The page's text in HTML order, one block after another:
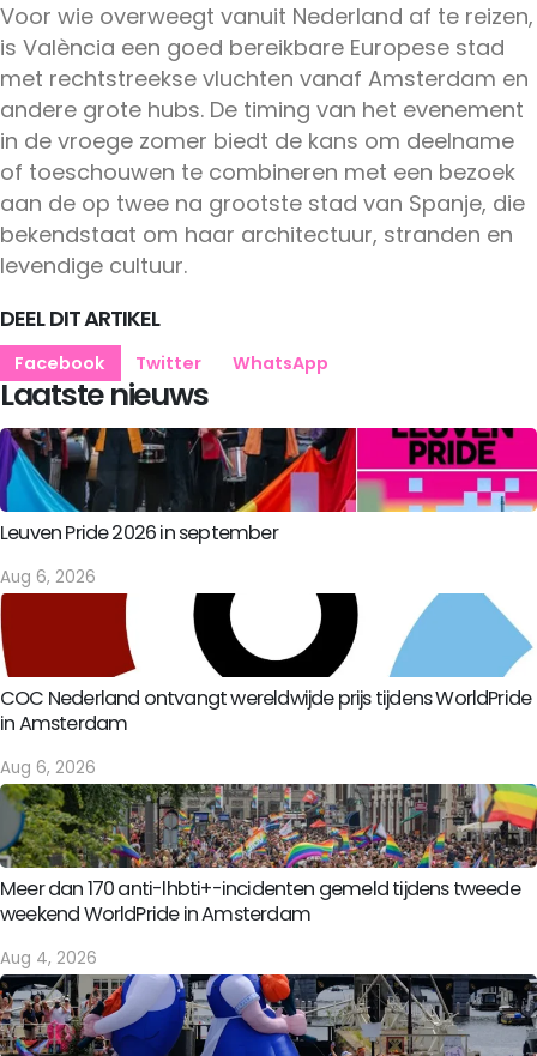
Voor wie overweegt vanuit Nederland af te reizen,
is València een goed bereikbare Europese stad
met rechtstreekse vluchten vanaf Amsterdam en
andere grote hubs. De timing van het evenement
in de vroege zomer biedt de kans om deelname
of toeschouwen te combineren met een bezoek
aan de op twee na grootste stad van Spanje, die
bekendstaat om haar architectuur, stranden en
levendige cultuur.
DEEL DIT ARTIKEL
Facebook Twitter WhatsApp
Laatste nieuws
Leuven Pride 2026 in september
Aug 6, 2026
COC Nederland ontvangt wereldwijde prijs tijdens WorldPride
in Amsterdam
Aug 6, 2026
Meer dan 170 anti-lhbti+-incidenten gemeld tijdens tweede
weekend WorldPride in Amsterdam
Aug 4, 2026